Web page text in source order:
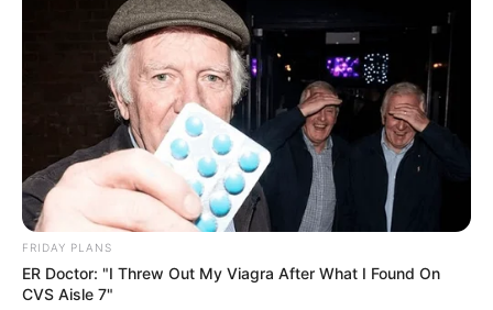
FRIDAY PLANS
ER Doctor: "I Threw Out My Viagra After What I Found On
CVS Aisle 7"